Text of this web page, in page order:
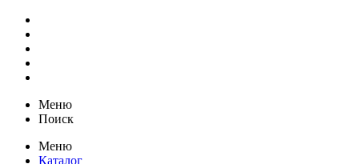
Меню
Поиск
Меню
Каталог